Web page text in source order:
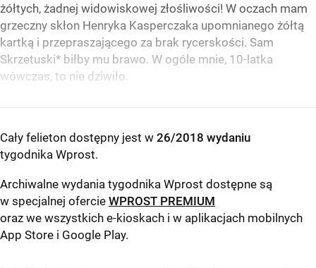
żółtych, żadnej widowiskowej złośliwości! W oczach mam
grzeczny skłon Henryka Kasperczaka upomnianego żółtą
kartką i przepraszającego za brak rycerskości. Sam
Skrzetuski* biłby mu brawo. W ogóle mnie, 10-latka
wówczas, to nie dziwiło.
Cały felieton dostępny jest w 26/2018 wydaniu
tygodnika Wprost.
Archiwalne wydania tygodnika Wprost dostępne są
w specjalnej ofercie WPROST PREMIUM
oraz we wszystkich e-kioskach i w aplikacjach mobilnych
App Store i Google Play.